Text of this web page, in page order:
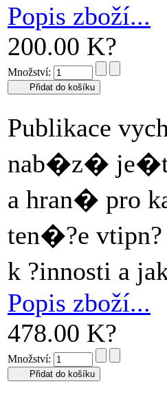
Popis zboží...
200.00 K?
Množství:
Publikace
nab�z�
a hran� pro
ten�?e vtipn?
k ?innosti a
Popis zboží...
478.00 K?
Množství: